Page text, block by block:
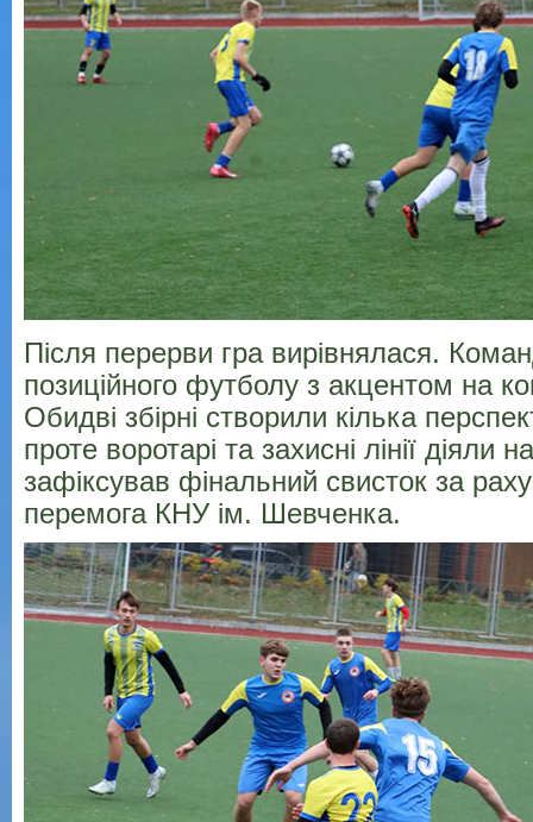
Після перерви гра вирівнялася.
позиційного футболу з акцентом на
Обидві збірні створили кілька
проте воротарі та захисні лінії діяли
зафіксував фінальний свисток за
перемога КНУ ім. Шевченка.